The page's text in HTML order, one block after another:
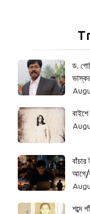
ড.
আগে/
শব্দে